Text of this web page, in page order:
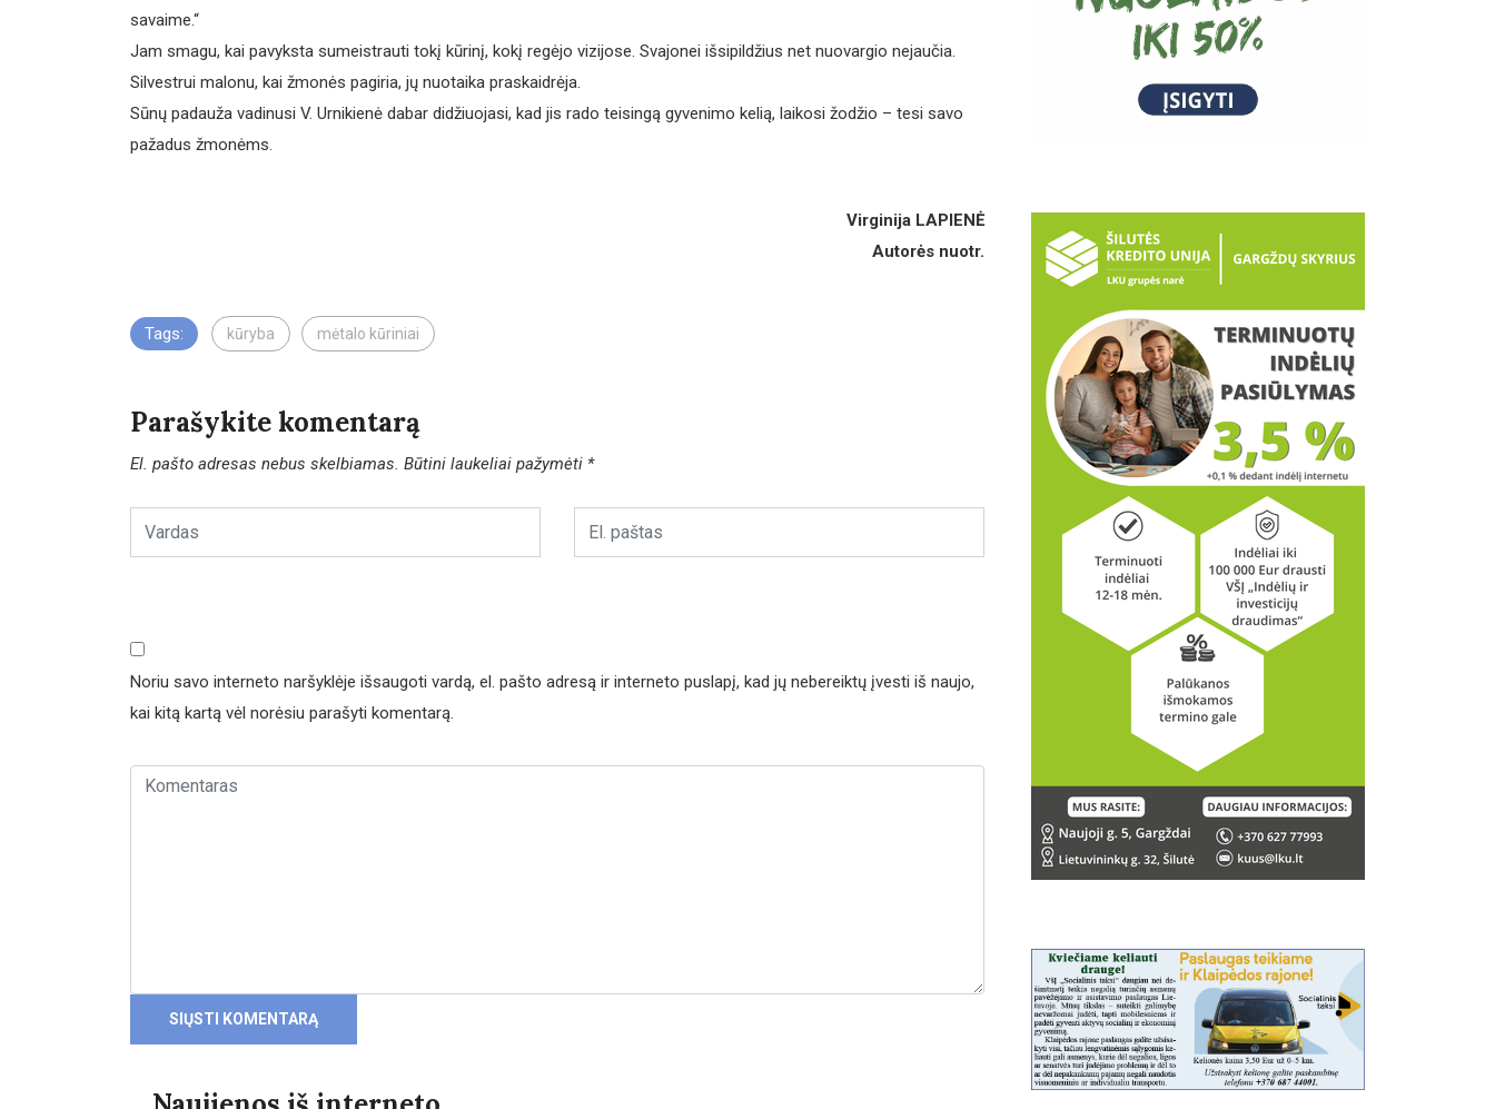
savaime.“
Jam smagu, kai pavyksta sumeistrauti tokį kūrinį, kokį regėjo vizijose. Svajonei išsipildžius net nuovargio nejaučia.
Silvestrui malonu, kai žmonės pagiria, jų nuotaika praskaidrėja.
Sūnų padauža vadinusi V. Urnikienė dabar didžiuojasi, kad jis rado teisingą gyvenimo kelią, laikosi žodžio – tesi savo
pažadus žmonėms.
Virginija LAPIENĖ
Autorės nuotr.
Tags: kūryba mėtalo kūriniai
Parašykite komentarą
El. pašto adresas nebus skelbiamas. Būtini laukeliai pažymėti *
Noriu savo interneto naršyklėje išsaugoti vardą, el. pašto adresą ir interneto puslapį, kad jų nebereiktų įvesti iš naujo,
kai kitą kartą vėl norėsiu parašyti komentarą.